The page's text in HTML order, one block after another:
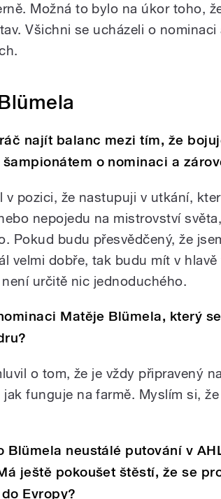
Možná to bylo na úkor toho,
Všichni se ucházeli o nominaci
najít balanc mezi tím, že
o nominaci a
v pozici, že nastupuji v utkání,
nepojedu na mistrovství
Pokud budu přesvědčený, že
velmi dobře, tak budu mít v
určitě nic jednoduchého.
Matěje Blümela, který
o tom, že je vždy připravený
jak funguje na farmě. Myslím si,
Blümela neustálé putování v
ještě pokoušet štěstí, že se
Evropy?